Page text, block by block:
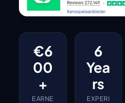
€6
00
+
EARNE
6
Yea
rs
EXPERI